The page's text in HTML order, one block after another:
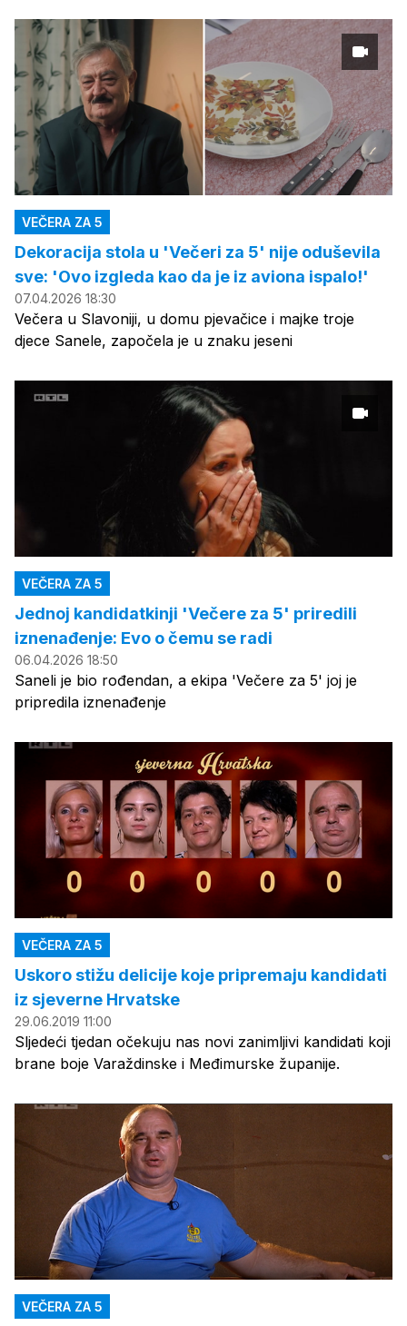
VEČERA ZA 5
Dekoracija stola u 'Večeri za 5' nije oduševila
sve: 'Ovo izgleda kao da je iz aviona ispalo!'
07.04.2026 18:30
Večera u Slavoniji, u domu pjevačice i majke troje
djece Sanele, započela je u znaku jeseni
VEČERA ZA 5
Jednoj kandidatkinji 'Večere za 5' priredili
iznenađenje: Evo o čemu se radi
06.04.2026 18:50
Saneli je bio rođendan, a ekipa 'Večere za 5' joj je
pripredila iznenađenje
VEČERA ZA 5
Uskoro stižu delicije koje pripremaju kandidati
iz sjeverne Hrvatske
29.06.2019 11:00
Sljedeći tjedan očekuju nas novi zanimljivi kandidati koji
brane boje Varaždinske i Međimurske županije.
VEČERA ZA 5